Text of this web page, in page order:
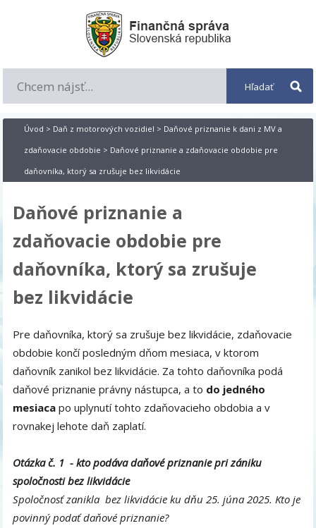
Úvod > Daň z motorových vozidiel > Daňové priznanie k dani z MV a
zdaňovacie obdobie > Daňové priznanie a zdaňovacie obdobie pre
daňovníka, ktorý sa zrušuje bez likvidácie
Daňové priznanie a
zdaňovacie obdobie pre
daňovníka, ktorý sa zrušuje
bez likvidácie
Pre daňovníka, ktorý sa zrušuje bez likvidácie, zdaňovacie
obdobie končí posledným dňom mesiaca, v ktorom
daňovník zanikol bez likvidácie. Za tohto daňovníka podá
daňové priznanie právny nástupca, a to do jedného
mesiaca po uplynutí tohto zdaňovacieho obdobia a v
rovnakej lehote daň zaplatí.
Otázka č. 1 - kto podáva daňové priznanie pri zániku
spoločnosti bez likvidácie
Spoločnosť zanikla bez likvidácie ku dňu 25. júna 2025. Kto je
povinný podať daňové priznanie?